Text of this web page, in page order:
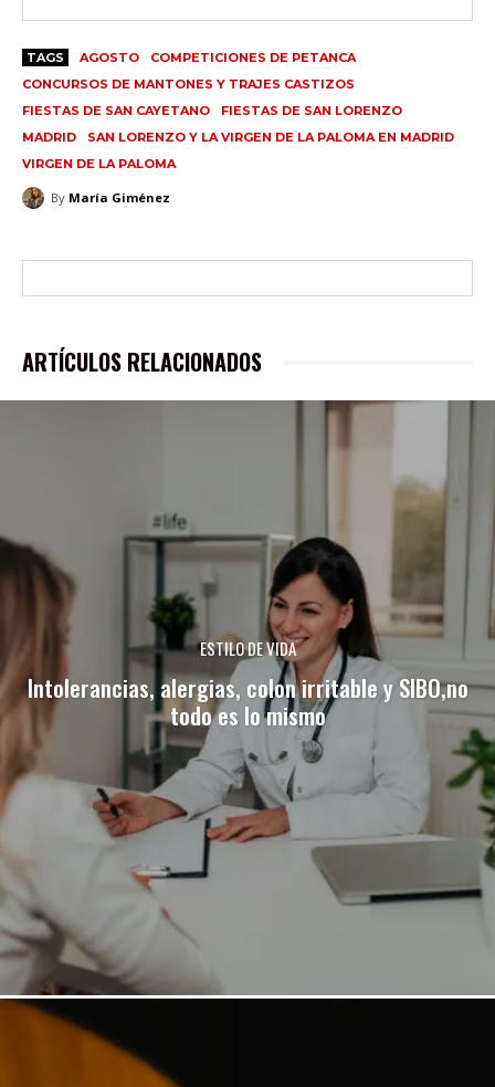
TAGS AGOSTO
COMPETICIONES DE PETANCA
CONCURSOS DE MANTONES Y TRAJES CASTIZOS
FIESTAS DE SAN CAYETANO
FIESTAS DE SAN LORENZO
MADRID
SAN LORENZO Y LA VIRGEN DE LA PALOMA EN MADRID
VIRGEN DE LA PALOMA
By María Giménez
ARTÍCULOS RELACIONADOS
ESTILO DE VIDA
Intolerancias, alergias, colon irritable y SIBO,no
todo es lo mismo